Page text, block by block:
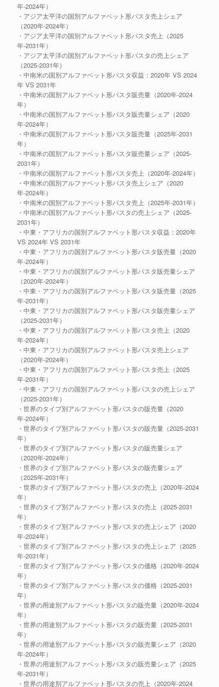
年-2024年）
・アジア太平洋の国別アルファベット形パスタ売上シェア
（2020年-2024年）
・アジア太平洋の国別アルファベット形パスタ売上（2025
年-2031年）
・アジア太平洋の国別アルファベット形パスタの売上シェア
（2025-2031年）
・中南米の国別アルファベット形パスタ収益：2020年 VS 2024
年 VS 2031年
・中南米の国別アルファベット形パスタ販売量（2020年-2024
年）
・中南米の国別アルファベット形パスタ販売量シェア（2020
年-2024年）
・中南米の国別アルファベット形パスタ販売量（2025年-2031
年）
・中南米の国別アルファベット形パスタ販売量シェア（2025-
2031年）
・中南米の国別アルファベット形パスタ売上（2020年-2024年）
・中南米の国別アルファベット形パスタ売上シェア（2020
年-2024年）
・中南米の国別アルファベット形パスタ売上（2025年-2031年）
・中南米の国別アルファベット形パスタの売上シェア（2025-
2031年）
・中東・アフリカの国別アルファベット形パスタ収益：2020年
VS 2024年 VS 2031年
・中東・アフリカの国別アルファベット形パスタ販売量（2020
年-2024年）
・中東・アフリカの国別アルファベット形パスタ販売量シェア
（2020年-2024年）
・中東・アフリカの国別アルファベット形パスタ販売量（2025
年-2031年）
・中東・アフリカの国別アルファベット形パスタ販売量シェア
（2025-2031年）
・中東・アフリカの国別アルファベット形パスタ売上（2020
年-2024年）
・中東・アフリカの国別アルファベット形パスタ売上シェア
（2020年-2024年）
・中東・アフリカの国別アルファベット形パスタ売上（2025
年-2031年）
・中東・アフリカの国別アルファベット形パスタの売上シェア
（2025-2031年）
・世界のタイプ別アルファベット形パスタの販売量（2020
年-2024年）
・世界のタイプ別アルファベット形パスタの販売量（2025-2031
年）
・世界のタイプ別アルファベット形パスタの販売量シェア
（2020年-2024年）
・世界のタイプ別アルファベット形パスタの販売量シェア
（2025年-2031年）
・世界のタイプ別アルファベット形パスタの売上（2020年-2024
年）
・世界のタイプ別アルファベット形パスタの売上（2025-2031
年）
・世界のタイプ別アルファベット形パスタの売上シェア（2020
年-2024年）
・世界のタイプ別アルファベット形パスタの売上シェア（2025
年-2031年）
・世界のタイプ別アルファベット形パスタの価格（2020年-2024
年）
・世界のタイプ別アルファベット形パスタの価格（2025-2031
年）
・世界の用途別アルファベット形パスタの販売量（2020年-2024
年）
・世界の用途別アルファベット形パスタの販売量（2025-2031
年）
・世界の用途別アルファベット形パスタの販売量シェア（2020
年-2024年）
・世界の用途別アルファベット形パスタの販売量シェア（2025
年-2031年）
・世界の用途別アルファベット形パスタの売上（2020年-2024